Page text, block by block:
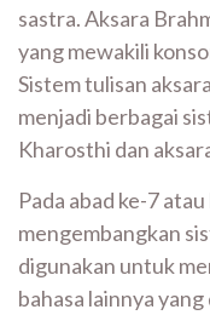
sastra. Aksara
yang mewakili
Sistem tulisan
menjadi berbagai
Kharosthi dan
Pada abad ke-7
mengembangkan
digunakan untuk
bahasa lainnya